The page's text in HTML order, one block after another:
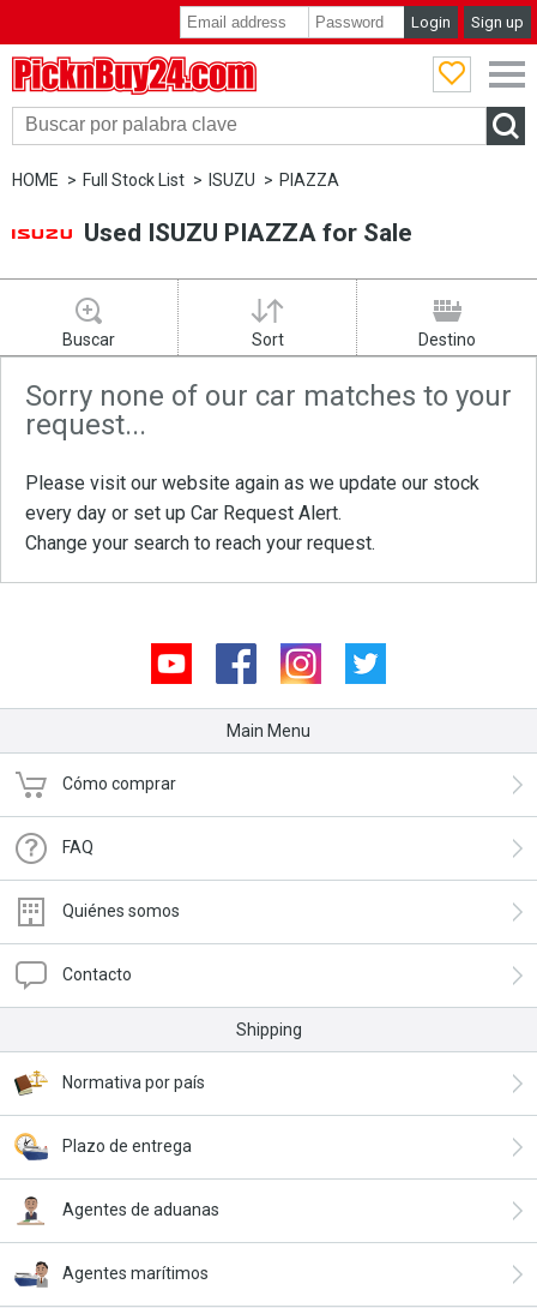
Login Sign up
HOME Full Stock List ISUZU PIAZZA
Used ISUZU PIAZZA for Sale
Buscar Sort Destino
Sorry none of our car matches to your
request...
Please visit our website again as we update our stock
every day or set up Car Request Alert.
Change your search to reach your request.
Youtube Facebook Instagram
Main Menu
Cómo comprar
FAQ
Quiénes somos
Contacto
Shipping
Normativa por país
Plazo de entrega
Agentes de aduanas
Agentes marítimos